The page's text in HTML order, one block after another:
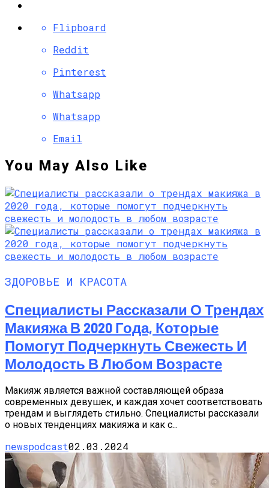
Flipboard
Reddit
Pinterest
Whatsapp
Whatsapp
Email
You May Also Like
ЗДОРОВЬЕ И КРАСОТА
Специалисты Рассказали О Трендах
Макияжа В 2020 Года, Которые
Помогут Подчеркнуть Свежесть И
Молодость В Любом Возрасте
Макияж является важной составляющей образа
современных девушек, и каждая хочет соответствовать
трендам и выглядеть стильно. Специалисты рассказали
о новых тенденциях макияжа и как с...
newspodcast02.03.2024